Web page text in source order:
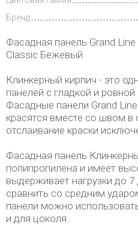
Бренд
Фасадная панель Grand
Classic Бежевый
Клинкерный кирпич - это
панелей с гладкой и
Фасадные панели Grand
красятся вместе со швом в
отслаивание краски
Фасадная панель
полипропилена и имеет
выдерживает нагрузки до
сравнить со средним
панели можно
и для цоколя.